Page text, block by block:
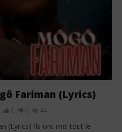
Fariman (Lyrics)
0 0 44
(Lyrics) Ils ont mis tout le